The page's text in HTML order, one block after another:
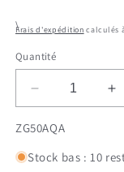
\Frais d'expédition calculés
Quantité
Réduire
la
quantité
BUMI
la
SKU:
ZG50AQA
Stock bas : 10